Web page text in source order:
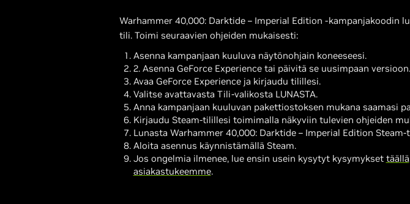
Warhammer 40,000: Darktide – Imperial Edition -kampanjakoodin
tili. Toimi seuraavien ohjeiden mukaisesti:
Asenna kampanjaan kuuluva näytönohjain koneeseesi.
2. Asenna GeForce Experience tai päivitä se uusimpaan
Avaa GeForce Experience ja kirjaudu tilillesi.
Valitse avattavasta Tili-valikosta LUNASTA.
Anna kampanjaan kuuluvan pakettiostoksen mukana saamasi
Kirjaudu Steam-tilillesi toimimalla näkyviin tulevien ohjeiden
Lunasta Warhammer 40,000: Darktide – Imperial Edition
Aloita asennus käynnistämällä Steam.
Jos ongelmia ilmenee, lue ensin usein kysytyt kysymykset täällä
asiakastukeemme.